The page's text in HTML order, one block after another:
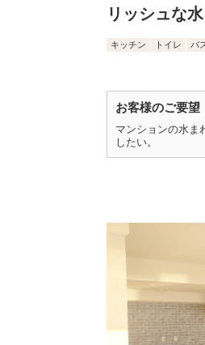
リッシュな
キッチン トイレ バ
お客様のご要望
マンションの水ま
したい。